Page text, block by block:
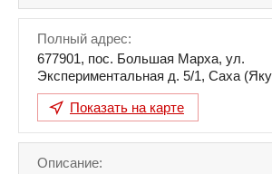
Полный адрес:
677901, пос. Большая Марха, ул.
Экспериментальная д. 5/1, Саха
Показать на карте
Описание: